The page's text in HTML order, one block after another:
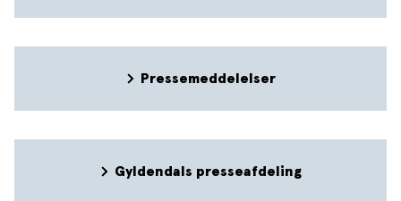
Pressemeddelelser
Gyldendals presseafdeling